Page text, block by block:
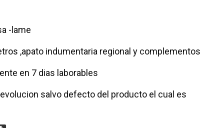
-lame
,apato indumentaria regional y complementos
en 7 dias laborables
salvo defecto del producto el cual es